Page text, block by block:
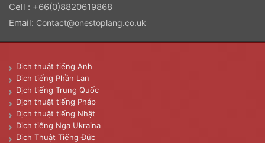
Cell : +66(0)8820619868
Email: Contact@onestoplang.co.uk
Dịch thuật tiếng Anh
Dịch tiếng Phần Lan
Dịch tiếng Trung Quốc
Dịch thuật tiếng Pháp
Dịch thuật tiếng Nhật
Dịch tiếng Nga Ukraina
Dịch Thuật Tiếng Đức